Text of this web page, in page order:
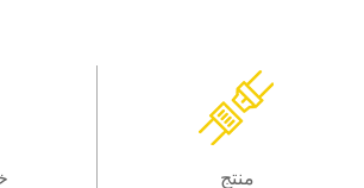
الأنظمة الكهربائية
الموصلات الاتصال بأنظمة الإضاءة
منتج